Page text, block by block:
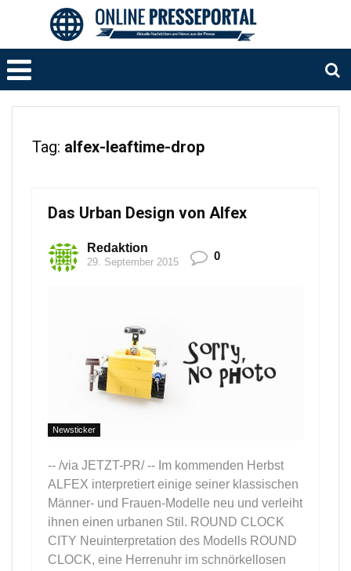
Tag: alfex-leaftime-drop
Das Urban Design von Alfex
Redaktion
29. September 2015 0
Newsticker
-- /via JETZT-PR/ -- Im kommenden Herbst
ALFEX interpretiert einige seiner klassischen
Männer- und Frauen-Modelle neu und verleiht
ihnen einen urbanen Stil. ROUND CLOCK
CITY Neuinterpretation des Modells ROUND
CLOCK, eine Herrenuhr im schnörkellosen